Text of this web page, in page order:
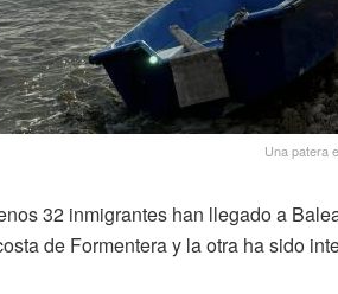
Una patera
32 inmigrantes han llegado a
de Formentera y la otra ha sido